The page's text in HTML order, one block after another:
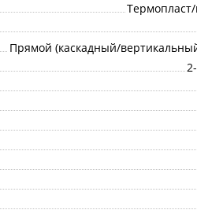
Прямой (каскадный/